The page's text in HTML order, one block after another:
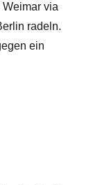
Weimar via
radeln.
ein